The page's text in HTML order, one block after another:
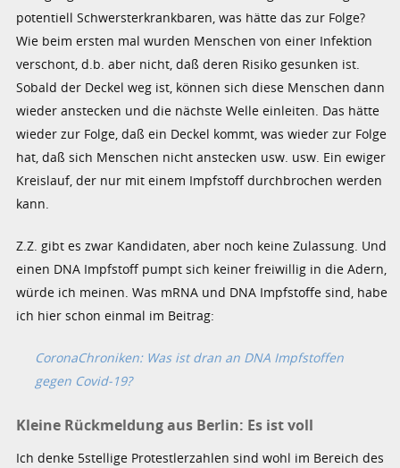
potentiell Schwersterkrankbaren, was hätte das zur Folge?
Wie beim ersten mal wurden Menschen von einer Infektion
verschont, d.b. aber nicht, daß deren Risiko gesunken ist.
Sobald der Deckel weg ist, können sich diese Menschen dann
wieder anstecken und die nächste Welle einleiten. Das hätte
wieder zur Folge, daß ein Deckel kommt, was wieder zur Folge
hat, daß sich Menschen nicht anstecken usw. usw. Ein ewiger
Kreislauf, der nur mit einem Impfstoff durchbrochen werden
kann.
Z.Z. gibt es zwar Kandidaten, aber noch keine Zulassung. Und
einen DNA Impfstoff pumpt sich keiner freiwillig in die Adern,
würde ich meinen. Was mRNA und DNA Impfstoffe sind, habe
ich hier schon einmal im Beitrag:
CoronaChroniken: Was ist dran an DNA Impfstoffen
gegen Covid-19?
Kleine Rückmeldung aus Berlin: Es ist voll
Ich denke 5stellige Protestlerzahlen sind wohl im Bereich des